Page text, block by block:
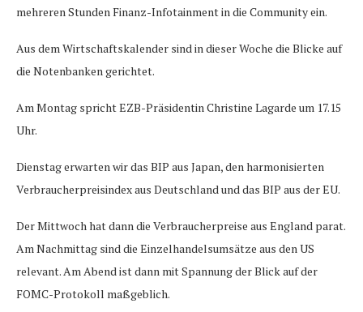
mehreren Stunden Finanz-Infotainment in die Community ein.
Aus dem Wirtschaftskalender sind in dieser Woche die Blicke auf
die Notenbanken gerichtet.
Am Montag spricht EZB-Präsidentin Christine Lagarde um 17.15
Uhr.
Dienstag erwarten wir das BIP aus Japan, den harmonisierten
Verbraucherpreisindex aus Deutschland und das BIP aus der EU.
Der Mittwoch hat dann die Verbraucherpreise aus England parat.
Am Nachmittag sind die Einzelhandelsumsätze aus den US
relevant. Am Abend ist dann mit Spannung der Blick auf der
FOMC-Protokoll maßgeblich.